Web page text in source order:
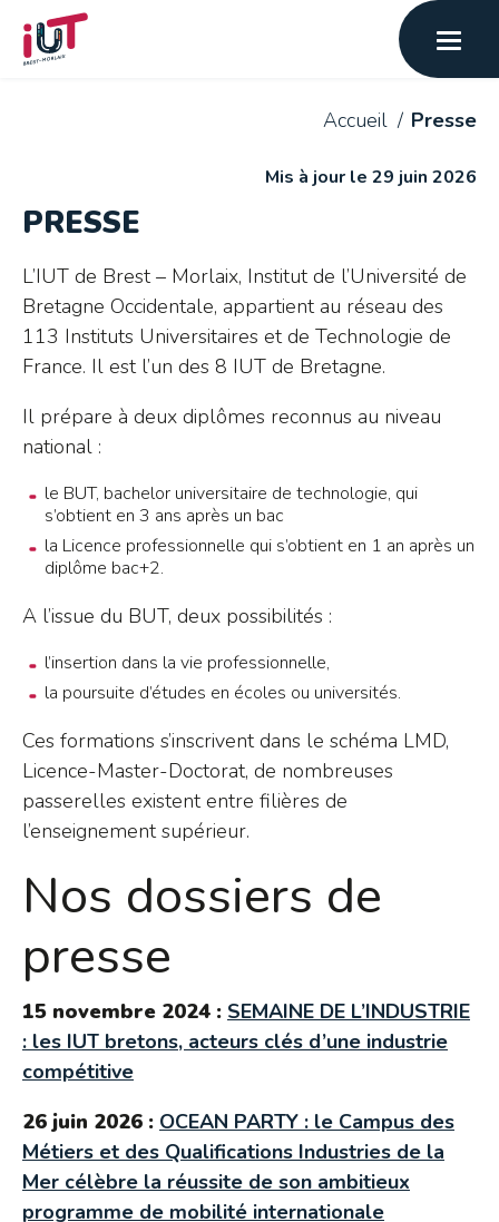
Accueil Presse
Mis à jour le 29 juin 2026
PRESSE
L’IUT de Brest – Morlaix, Institut de l’Université de
Bretagne Occidentale, appartient au réseau des
113 Instituts Universitaires et de Technologie de
France. Il est l’un des 8 IUT de Bretagne.
Il prépare à deux diplômes reconnus au niveau
national :
le BUT, bachelor universitaire de technologie, qui
s’obtient en 3 ans après un bac
la Licence professionnelle qui s’obtient en 1 an après un
diplôme bac+2.
A l’issue du BUT, deux possibilités :
l’insertion dans la vie professionnelle,
la poursuite d’études en écoles ou universités.
Ces formations s’inscrivent dans le schéma LMD,
Licence-Master-Doctorat, de nombreuses
passerelles existent entre filières de
l’enseignement supérieur.
Nos dossiers de
presse
15 novembre 2024 : SEMAINE DE L’INDUSTRIE
: les IUT bretons, acteurs clés d’une industrie
compétitive
26 juin 2026 : OCEAN PARTY : le Campus des
Métiers et des Qualifications Industries de la
Mer célèbre la réussite de son ambitieux
programme de mobilité internationale